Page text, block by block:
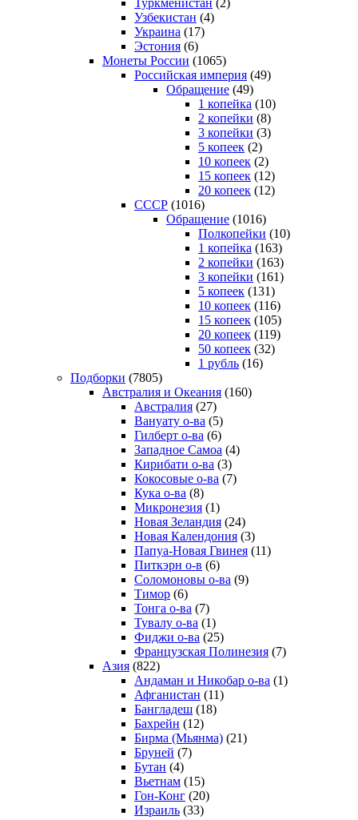
Узбекистан (4)
Украина (17)
Эстония (6)
Монеты России (1065)
Российская империя (49)
Обращение (49)
1 копейка (10)
2 копейки (8)
3 копейки (3)
5 копеек (2)
10 копеек (2)
15 копеек (12)
20 копеек (12)
СССР (1016)
Обращение (1016)
Полкопейки (10)
1 копейка (163)
2 копейки (163)
3 копейки (161)
5 копеек (131)
10 копеек (116)
15 копеек (105)
20 копеек (119)
50 копеек (32)
1 рубль (16)
Подборки (7805)
Австралия и Океания (160)
Австралия (27)
Вануату о-ва (5)
Гилберт о-ва (6)
Западное Самоа (4)
Кирибати о-ва (3)
Кокосовые о-ва (7)
Кука о-ва (8)
Микронезия (1)
Новая Зеландия (24)
Новая Календония (3)
Папуа-Новая Гвинея (11)
Питкэрн о-в (6)
Соломоновы о-ва (9)
Тимор (6)
Тонга о-ва (7)
Тувалу о-ва (1)
Фиджи о-ва (25)
Французская Полинезия (7)
Азия (822)
Андаман и Никобар о-ва (1)
Афганистан (11)
Бангладеш (18)
Бахрейн (12)
Бирма (Мьянма) (21)
Бруней (7)
Бутан (4)
Вьетнам (15)
Гон-Конг (20)
Израиль (33)